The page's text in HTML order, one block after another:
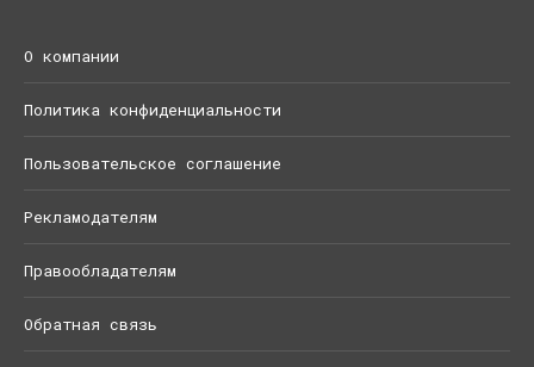
О компании
Политика конфиденциальности
Пользовательское соглашение
Рекламодателям
Правообладателям
Обратная связь